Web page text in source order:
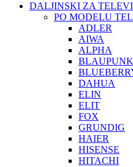
DALJINSKI ZA
PO MODELU
ADLER
AIWA
ALPHA
DAHUA
ELIN
ELIT
FOX
GRUNDIG
HAIER
HISENSE
HITACHI